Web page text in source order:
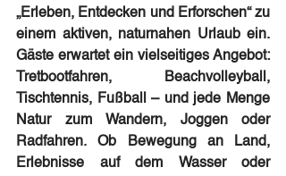
„Erleben, Entdecken und Erforschen“ zu
einem aktiven, naturnahen Urlaub ein.
Gäste erwartet ein vielseitiges Angebot:
Tretbootfahren, Beachvolleyball,
Tischtennis, Fußball – und jede Menge
Natur zum Wandern, Joggen oder
Radfahren. Ob Bewegung an Land,
Erlebnisse auf dem Wasser oder